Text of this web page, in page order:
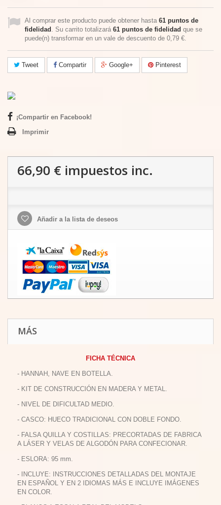
Al comprar este producto puede obtener hasta 61 puntos de
fidelidad . Su carrito totalizará 61 puntos de fidelidad que se
puede(n) transformar en un vale de descuento de 0,79 €.
Tweet Compartir Google+ Pinterest
¡Compartir en Facebook!
Imprimir
66,90 € impuestos inc.
Añadir a la lista de deseos
MÁS
FICHA TÉCNICA
- HANNAH, NAVE EN BOTELLA.
- KIT DE CONSTRUCCIÓN EN MADERA Y METAL.
- NIVEL DE DIFICULTAD MEDIO.
- CASCO: HUECO TRADICIONAL CON DOBLE FONDO.
- FALSA QUILLA Y COSTILLAS: PRECORTADAS DE FABRICA
A LÁSER Y VELAS DE ALGODÓN PARA CONFECIONAR.
- ESLORA: 95 mm.
- INCLUYE: INSTRUCCIONES DETALLADAS DEL MONTAJE
EN ESPAÑOL Y EN 2 IDIOMAS MÁS E INCLUYE IMÁGENES
EN COLOR.